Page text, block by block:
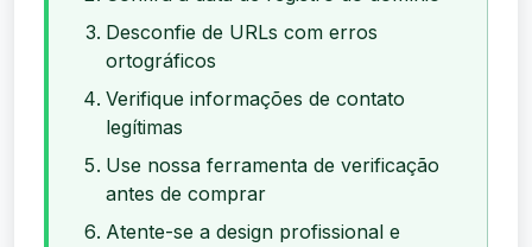
Desconfie de URLs com erros
ortográficos
Verifique informações de contato
legítimas
Use nossa ferramenta de verificação
antes de comprar
Atente-se a design profissional e